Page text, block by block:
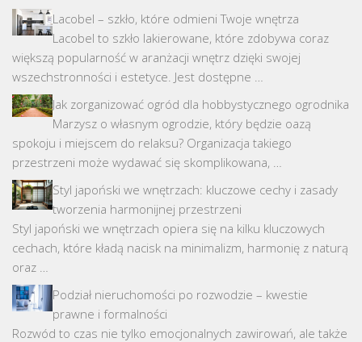
Lacobel – szkło, które odmieni Twoje wnętrza
Lacobel to szkło lakierowane, które zdobywa coraz
większą popularność w aranżacji wnętrz dzięki swojej
wszechstronności i estetyce. Jest dostępne …
Jak zorganizować ogród dla hobbystycznego ogrodnika
Marzysz o własnym ogrodzie, który będzie oazą
spokoju i miejscem do relaksu? Organizacja takiego
przestrzeni może wydawać się skomplikowana, …
Styl japoński we wnętrzach: kluczowe cechy i zasady
tworzenia harmonijnej przestrzeni
Styl japoński we wnętrzach opiera się na kilku kluczowych
cechach, które kładą nacisk na minimalizm, harmonię z naturą
oraz …
Podział nieruchomości po rozwodzie – kwestie
prawne i formalności
Rozwód to czas nie tylko emocjonalnych zawirowań, ale także